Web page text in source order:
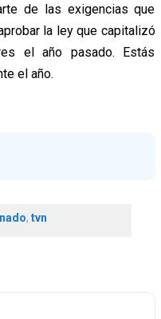
de las exigencias que
la ley que capitalizó
el año pasado. Estás
el año.
, tvn